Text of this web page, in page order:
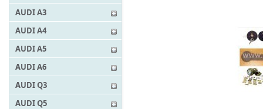
AUDI A3
AUDI A4
AUDI A5
AUDI A6
AUDI Q3
AUDI Q5